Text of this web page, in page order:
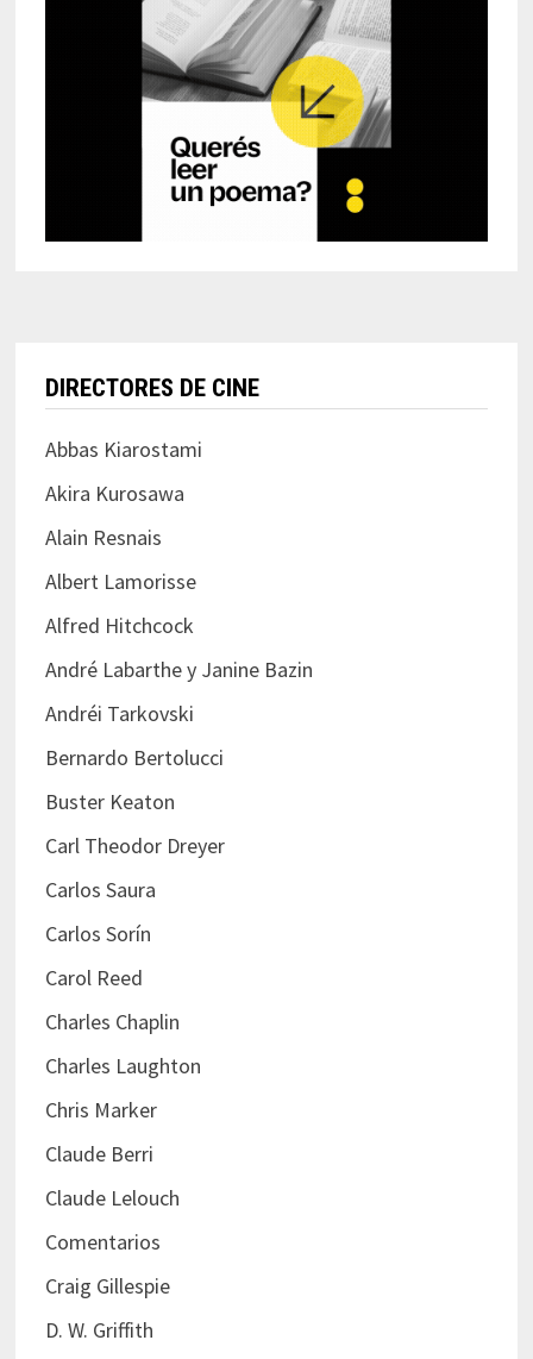
DIRECTORES DE CINE
Abbas Kiarostami
Akira Kurosawa
Alain Resnais
Albert Lamorisse
Alfred Hitchcock
André Labarthe y Janine Bazin
Andréi Tarkovski
Bernardo Bertolucci
Buster Keaton
Carl Theodor Dreyer
Carlos Saura
Carlos Sorín
Carol Reed
Charles Chaplin
Charles Laughton
Chris Marker
Claude Berri
Claude Lelouch
Comentarios
Craig Gillespie
D. W. Griffith